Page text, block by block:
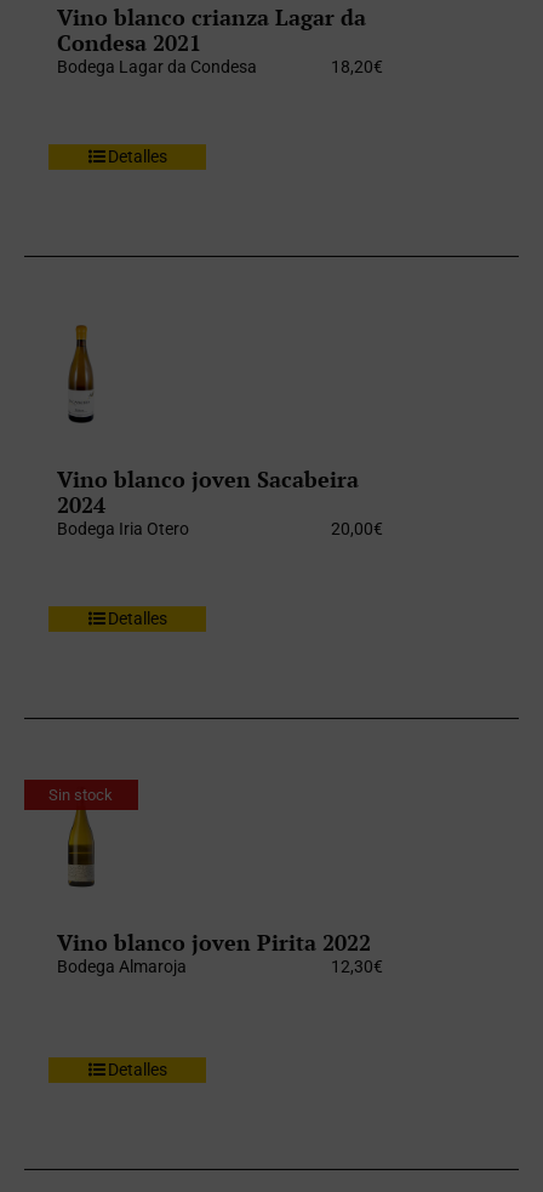
Vino blanco crianza Lagar da
Condesa 2021
Bodega Lagar da Condesa 18,20€
Detalles
Vino blanco joven Sacabeira
2024
Bodega Iria Otero 20,00€
Detalles
Sin stock
Vino blanco joven Pirita 2022
Bodega Almaroja 12,30€
Detalles